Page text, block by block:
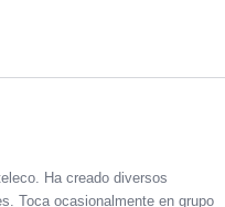
Ha creado diversos
Toca ocasionalmente en grupo